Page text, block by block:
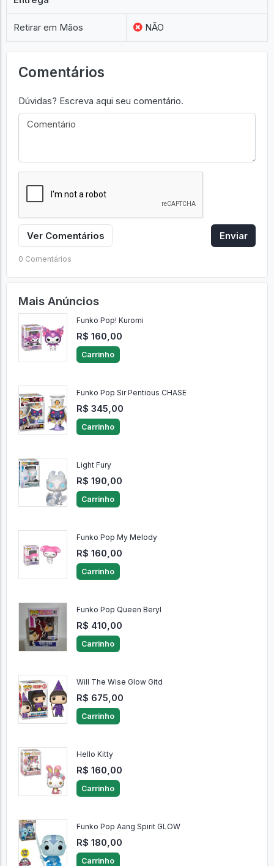
Retirar em Mãos NÃO
Comentários
Dúvidas? Escreva aqui seu comentário.
Ver Comentários Enviar
0 Comentários
Mais Anúncios
Funko Pop! Kuromi
R$ 160,00
Carrinho
Funko Pop Sir Pentious CHASE
R$ 345,00
Carrinho
Light Fury
R$ 190,00
Carrinho
Funko Pop My Melody
R$ 160,00
Carrinho
Funko Pop Queen Beryl
R$ 410,00
Carrinho
Will The Wise Glow Gitd
R$ 675,00
Carrinho
Hello Kitty
R$ 160,00
Carrinho
Funko Pop Aang Spirit GLOW
R$ 180,00
Carrinho